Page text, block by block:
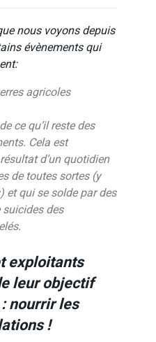
nous voyons depuis
évènements qui
agricoles
ce qu’il reste des
Cela est
d’un quotidien
de toutes sortes (y
et qui se solde par des
des
exploitants
leur objectif
nourrir les
!